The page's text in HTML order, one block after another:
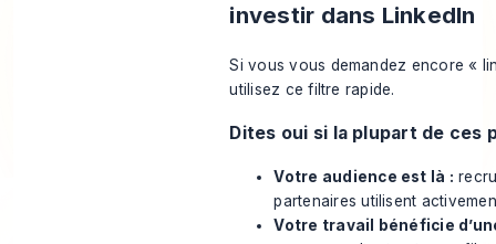
investir dans LinkedIn
Si vous vous demandez encore «
utilisez ce filtre rapide.
Dites oui si la plupart de ces
Votre audience est là :
partenaires utilisent
Votre travail bénéficie